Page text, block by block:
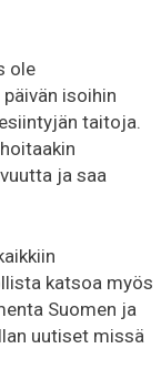
ole
isoihin
taitoja.
ja saa
katsoa myös
Suomen ja
uutiset missä